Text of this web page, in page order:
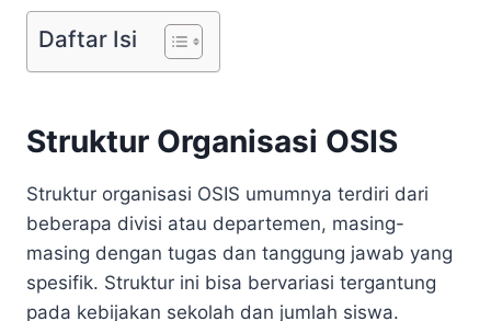
Daftar Isi
Struktur Organisasi OSIS
Struktur organisasi OSIS umumnya terdiri dari
beberapa divisi atau departemen, masing-
masing dengan tugas dan tanggung jawab yang
spesifik. Struktur ini bisa bervariasi tergantung
pada kebijakan sekolah dan jumlah siswa.